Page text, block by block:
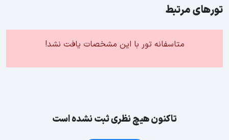
تورهای مرتبط
متاسفانه تور با این مشخصات یافت نشد!
تاکنون هیچ نظری ثبت نشده است